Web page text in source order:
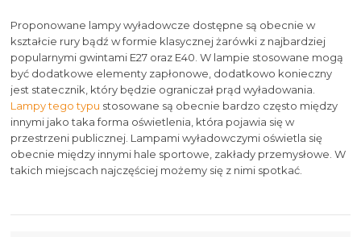
Proponowane lampy wyładowcze dostępne są obecnie w
kształcie rury bądź w formie klasycznej żarówki z najbardziej
popularnymi gwintami E27 oraz E40. W lampie stosowane mogą
być dodatkowe elementy zapłonowe, dodatkowo konieczny
jest statecznik, który będzie ograniczał prąd wyładowania.
Lampy tego typu stosowane są obecnie bardzo często między
innymi jako taka forma oświetlenia, która pojawia się w
przestrzeni publicznej. Lampami wyładowczymi oświetla się
obecnie między innymi hale sportowe, zakłady przemysłowe. W
takich miejscach najczęściej możemy się z nimi spotkać.